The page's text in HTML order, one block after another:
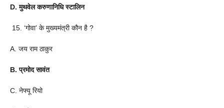
D. मुथवेल करुणानिधि स्टालिन
15. ‘गोवा’ के मुख्यमंत्री कौन है ?
A. जय राम ठाकुर
B. प्रमोद सावंत
C. नेफ्यू रियो